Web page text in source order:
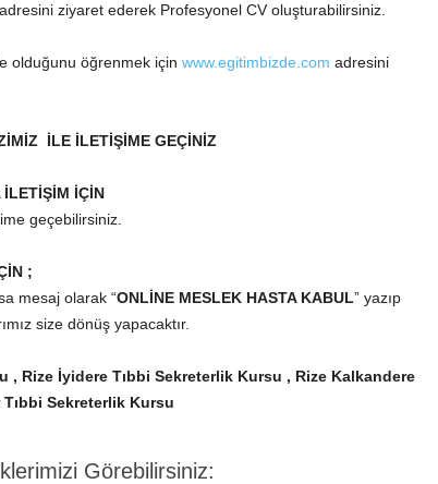
ziyaret ederek Profesyonel CV oluşturabilirsiniz.
olduğunu öğrenmek için www.egitimbizde.com adresini
İLE İLETİŞİME GEÇİNİZ
İÇİN
geçebilirsiniz.
;
mesaj olarak “ONLİNE MESLEK HASTA KABUL” yazıp
size dönüş yapacaktır.
, Rize İyidere Tıbbi Sekreterlik Kursu , Rize Kalkandere
Sekreterlik Kursu
Görebilirsiniz: